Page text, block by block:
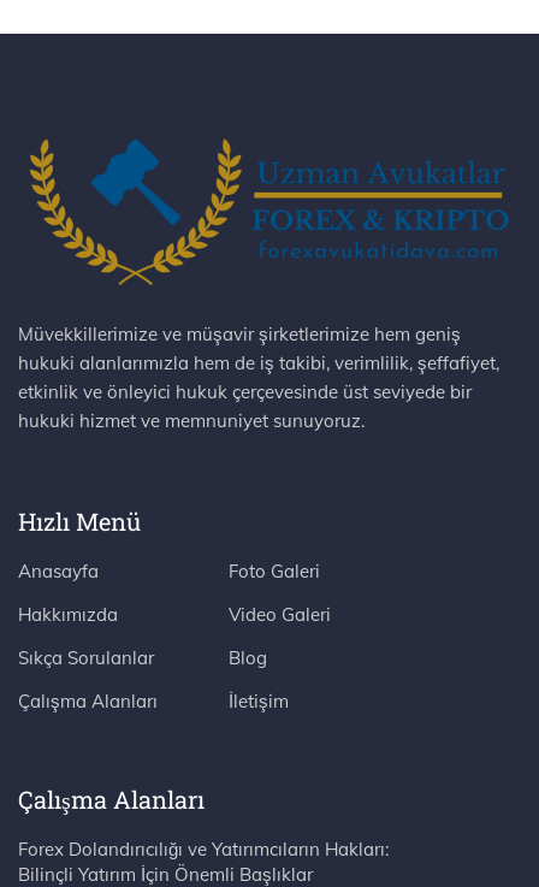
Müvekkillerimize ve müşavir şirketlerimize hem geniş
hukuki alanlarımızla hem de iş takibi, verimlilik, şeffafiyet,
etkinlik ve önleyici hukuk çerçevesinde üst seviyede bir
hukuki hizmet ve memnuniyet sunuyoruz.
Hızlı Menü
Anasayfa
Hakkımızda
Sıkça Sorulanlar
Çalışma Alanları
Foto Galeri
Video Galeri
Blog
İletişim
Çalışma Alanları
Forex Dolandırıcılığı ve Yatırımcıların Hakları:
Bilinçli Yatırım İçin Önemli Başlıklar